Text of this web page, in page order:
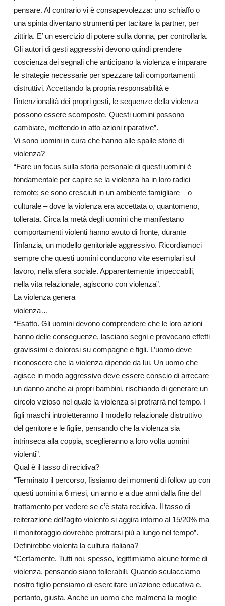
pensare. Al contrario vi è consapevolezza: uno schiaffo o
una spinta diventano strumenti per tacitare la partner, per
zittirla. E’ un esercizio di potere sulla donna, per controllarla.
Gli autori di gesti aggressivi devono quindi prendere
coscienza dei segnali che anticipano la violenza e imparare
le strategie necessarie per spezzare tali comportamenti
distruttivi. Accettando la propria responsabilità e
l’intenzionalità dei propri gesti, le sequenze della violenza
possono essere scomposte. Questi uomini possono
cambiare, mettendo in atto azioni riparative”.
Vi sono uomini in cura che hanno alle spalle storie di
violenza?
“Fare un focus sulla storia personale di questi uomini è
fondamentale per capire se la violenza ha in loro radici
remote; se sono cresciuti in un ambiente famigliare – o
culturale – dove la violenza era accettata o, quantomeno,
tollerata. Circa la metà degli uomini che manifestano
comportamenti violenti hanno avuto di fronte, durante
l’infanzia, un modello genitoriale aggressivo. Ricordiamoci
sempre che questi uomini conducono vite esemplari sul
lavoro, nella sfera sociale. Apparentemente impeccabili,
nella vita relazionale, agiscono con violenza”.
La violenza genera
violenza…
“Esatto. Gli uomini devono comprendere che le loro azioni
hanno delle conseguenze, lasciano segni e provocano effetti
gravissimi e dolorosi su compagne e figli. L’uomo deve
riconoscere che la violenza dipende da lui. Un uomo che
agisce in modo aggressivo deve essere conscio di arrecare
un danno anche ai propri bambini, rischiando di generare un
circolo vizioso nel quale la violenza si protrarrà nel tempo. I
figli maschi introietteranno il modello relazionale distruttivo
del genitore e le figlie, pensando che la violenza sia
intrinseca alla coppia, sceglieranno a loro volta uomini
violenti”.
Qual è il tasso di recidiva?
“Terminato il percorso, fissiamo dei momenti di follow up con
questi uomini a 6 mesi, un anno e a due anni dalla fine del
trattamento per vedere se c’è stata recidiva. Il tasso di
reiterazione dell’agito violento si aggira intorno al 15/20% ma
il monitoraggio dovrebbe protrarsi più a lungo nel tempo”.
Definirebbe violenta la cultura italiana?
“Certamente. Tutti noi, spesso, legittimiamo alcune forme di
violenza, pensando siano tollerabili. Quando sculacciamo
nostro figlio pensiamo di esercitare un’azione educativa e,
pertanto, giusta. Anche un uomo che malmena la moglie